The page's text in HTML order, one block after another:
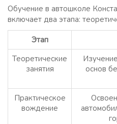
Обучение в автошколе
включает два этапа:
Этап
Теоретические
занятия
основ
Практическое
вождение